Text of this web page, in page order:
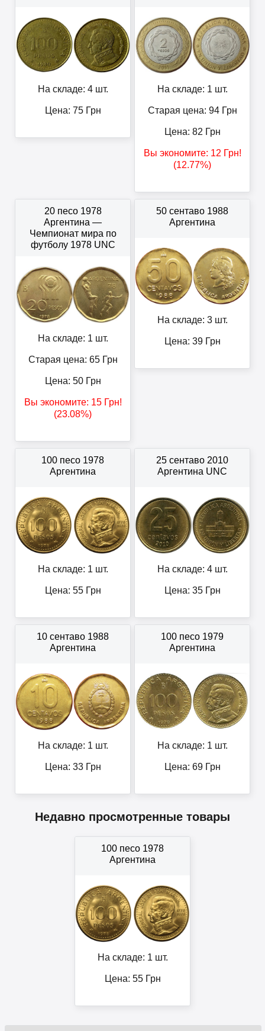
На складе: 4 шт.
Цена: 75Грн
На складе: 1 шт.
Старая цена: 94Грн
Цена: 82 Грн
Вы экономите: 12 Грн!
(12.77%)
20 песо 1978
Аргентина —
Чемпионат мира по
футболу 1978 UNC
На складе: 1 шт.
Старая цена: 65Грн
Цена: 50Грн
Вы экономите: 15Грн!
(23.08%)
50 сентаво 1988
Аргентина
На складе: 3 шт.
Цена: 39Грн
100 песо 1978
Аргентина
На складе: 1 шт.
Цена: 55Грн
25 сентаво 2010
Аргентина UNC
На складе: 4 шт.
Цена: 35Грн
10 сентаво 1988
Аргентина
На складе: 1 шт.
Цена: 33Грн
100 песо 1979
Аргентина
На складе: 1 шт.
Цена: 69Грн
Недавно просмотренные товары
100 песо 1978
Аргентина
На складе: 1 шт.
Цена: 55Грн